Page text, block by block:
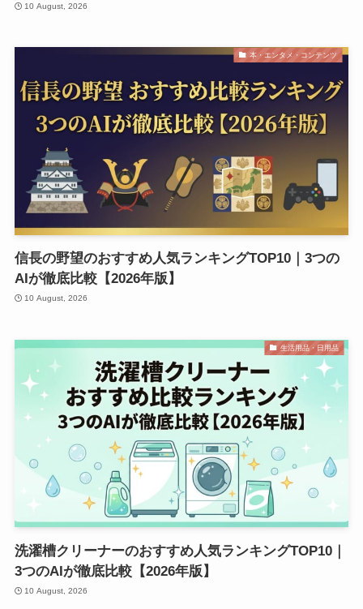
10 August, 2026
本・エンタメ・コンテンツ
信長の野望のおすすめ人気ランキングTOP10｜3つの
AIが徹底比較【2026年版】
10 August, 2026
生活用品・日用品
洗濯槽クリーナーのおすすめ人気ランキングTOP10｜
3つのAIが徹底比較【2026年版】
10 August, 2026